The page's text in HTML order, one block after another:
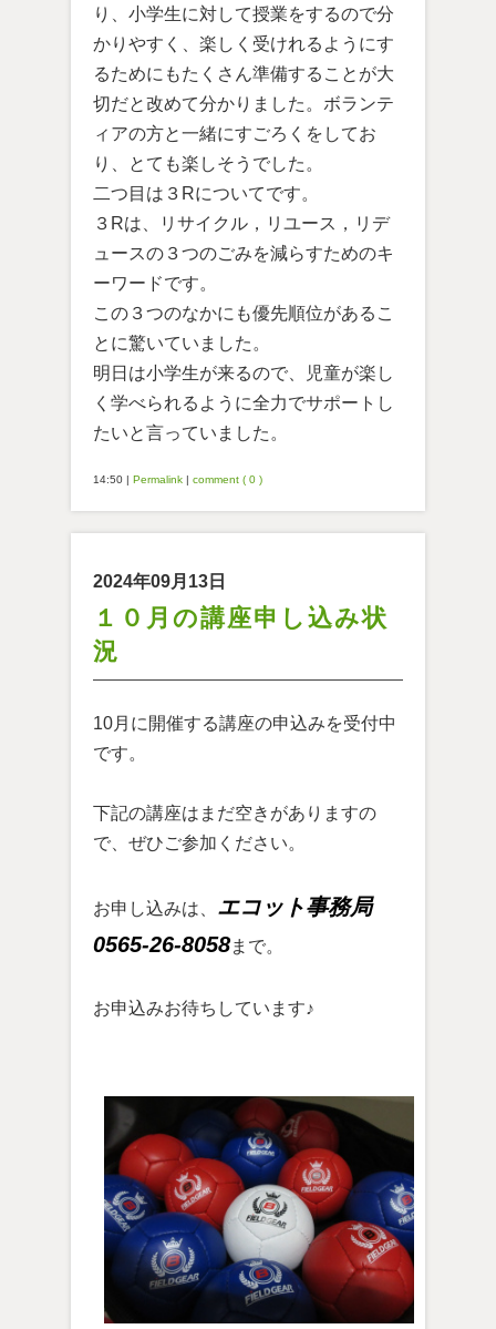
り、小学生に対して授業をするので分
かりやすく、楽しく受けれるようにす
るためにもたくさん準備することが大
切だと改めて分かりました。ボランテ
ィアの方と一緒にすごろくをしてお
り、とても楽しそうでした。
二つ目は３Rについてです。
３Rは、リサイクル，リユース，リデ
ュースの３つのごみを減らすためのキ
ーワードです。
この３つのなかにも優先順位があるこ
とに驚いていました。
明日は小学生が来るので、児童が楽し
く学べられるように全力でサポートし
たいと言っていました。
14:50 | Permalink | comment ( 0 )
2024年09月13日
１０月の講座申し込み状
況
10月に開催する講座の申込みを受付中
です。
下記の講座はまだ空きがありますの
で、ぜひご参加ください。
お申し込みは、 エコット事務局
0565-26-8058まで。
お申込みお待ちしています♪